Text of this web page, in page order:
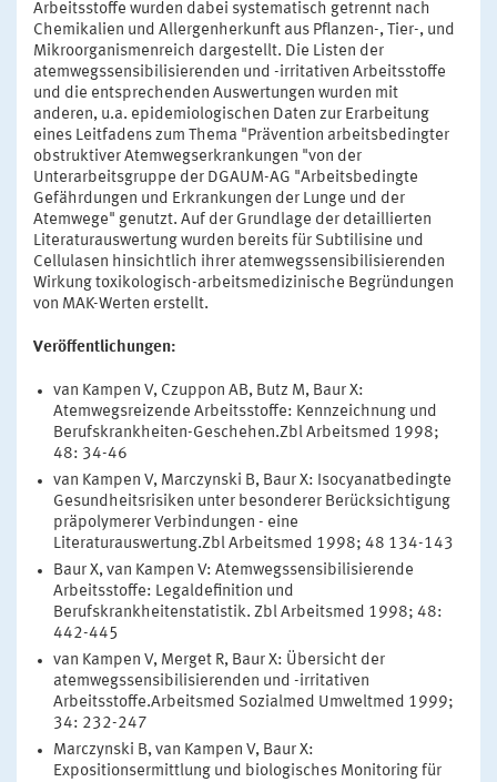
Arbeitsstoffe wurden dabei systematisch getrennt nach
Chemikalien und Allergenherkunft aus Pflanzen-, Tier-, und
Mikroorganismenreich dargestellt. Die Listen der
atemwegssensibilisierenden und -irritativen Arbeitsstoffe
und die entsprechenden Auswertungen wurden mit
anderen, u.a. epidemiologischen Daten zur Erarbeitung
eines Leitfadens zum Thema "Prävention arbeitsbedingter
obstruktiver Atemwegserkrankungen "von der
Unterarbeitsgruppe der DGAUM-AG "Arbeitsbedingte
Gefährdungen und Erkrankungen der Lunge und der
Atemwege" genutzt. Auf der Grundlage der detaillierten
Literaturauswertung wurden bereits für Subtilisine und
Cellulasen hinsichtlich ihrer atemwegssensibilisierenden
Wirkung toxikologisch-arbeitsmedizinische Begründungen
von MAK-Werten erstellt.
Veröffentlichungen:
van Kampen V, Czuppon AB, Butz M, Baur X:
Atemwegsreizende Arbeitsstoffe: Kennzeichnung und
Berufskrankheiten-Geschehen.Zbl Arbeitsmed 1998;
48: 34-46
van Kampen V, Marczynski B, Baur X: Isocyanatbedingte
Gesundheitsrisiken unter besonderer Berücksichtigung
präpolymerer Verbindungen - eine
Literaturauswertung.Zbl Arbeitsmed 1998; 48 134-143
Baur X, van Kampen V: Atemwegssensibilisierende
Arbeitsstoffe: Legaldefinition und
Berufskrankheitenstatistik. Zbl Arbeitsmed 1998; 48:
442-445
van Kampen V, Merget R, Baur X: Übersicht der
atemwegssensibilisierenden und -irritativen
Arbeitsstoffe.Arbeitsmed Sozialmed Umweltmed 1999;
34: 232-247
Marczynski B, van Kampen V, Baur X:
Expositionsermittlung und biologisches Monitoring für